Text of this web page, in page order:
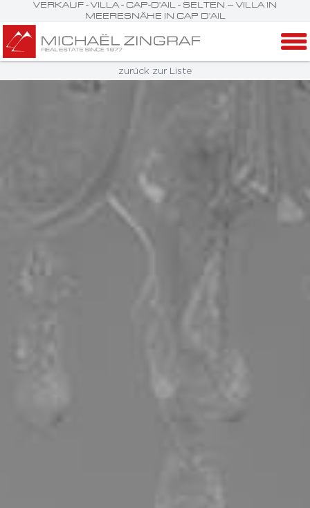
VERKAUF - VILLA - CAP-D'AIL - SELTEN – VILLA IN
MEERESNÄHE IN CAP D'AIL
zurück zur Liste